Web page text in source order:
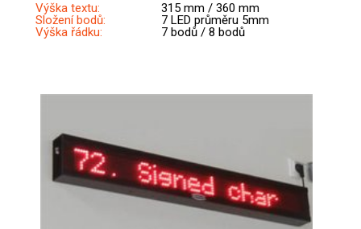
Výška textu:
315 mm / 360 mm
Složení bodů:
7 LED průměru 5mm
Výška řádku:
7 bodů / 8 bodů